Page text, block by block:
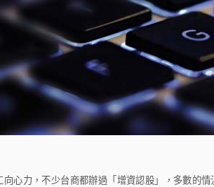
力，不少台商都辦過「增資認股」，多數的情